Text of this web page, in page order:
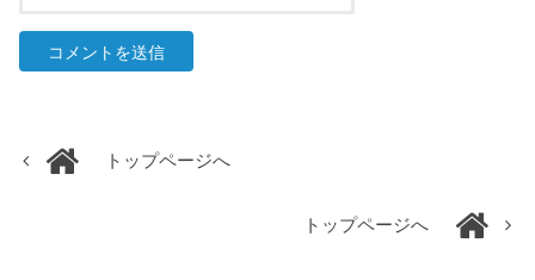
トップページへ
トップページへ